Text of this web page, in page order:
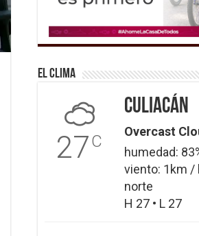
El Clima
27C
Culiacán
Overcast
humedad:
viento: 1km /
norte
H 27 • L 27